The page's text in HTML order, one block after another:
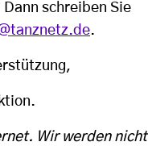
schreiben Sie
.
Wir werden nicht